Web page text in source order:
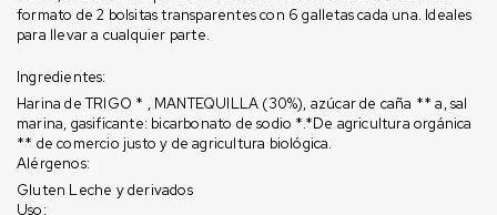
formato de 2 bolsitas transparentes con 6 galletas cada una. Ideales
para llevar a cualquier parte.
Ingredientes:
Harina de TRIGO * , MANTEQUILLA (30%), azúcar de caña ** a, sal
marina, gasificante: bicarbonato de sodio *.*De agricultura orgánica
** de comercio justo y de agricultura biológica.
Alérgenos:
Gluten Leche y derivados
Uso: